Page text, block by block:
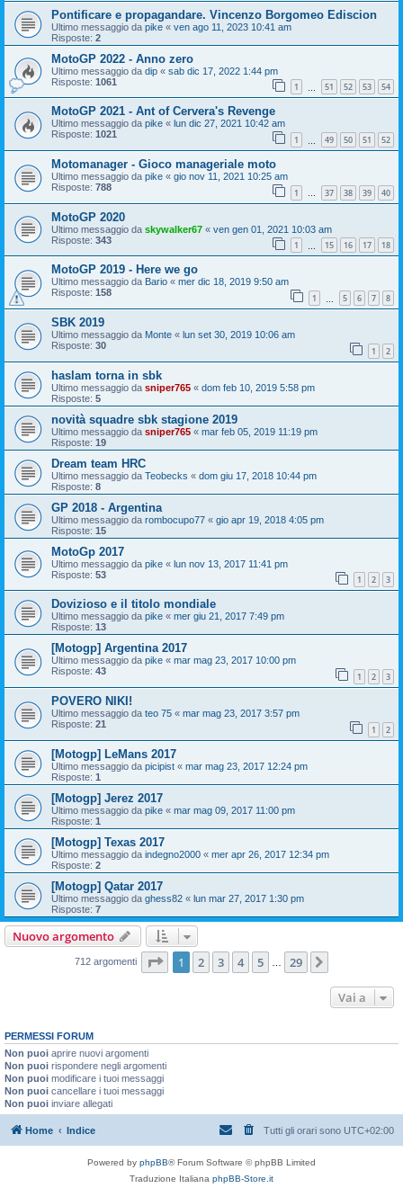
Pontificare e propagandare. Vincenzo Borgomeo Ediscion
Ultimo messaggio da pike « ven ago 11, 2023 10:41 am
Risposte: 2
MotoGP 2022 - Anno zero
Ultimo messaggio da dip « sab dic 17, 2022 1:44 pm
Risposte: 1061 1 51 52 53 54
MotoGP 2021 - Ant of Cervera's Revenge
Ultimo messaggio da pike « lun dic 27, 2021 10:42 am
Risposte: 1021 1 49 50 51 52
Motomanager - Gioco manageriale moto
Ultimo messaggio da pike « gio nov 11, 2021 10:25 am
Risposte: 788 1 … 37 38 39 40
MotoGP 2020
Ultimo messaggio da skywalker67 « ven gen 01, 2021 10:03 am
Risposte: 343 1 15 16 17 18
MotoGP 2019 - Here we go
Ultimo messaggio da Bario « mer dic 18, 2019 9:50 am
Risposte: 158 1 5 6 7 8
SBK 2019
Ultimo messaggio da Monte « lun set 30, 2019 10:06 am
Risposte: 30 1 2
haslam torna in sbk
Ultimo messaggio da sniper765 « dom feb 10, 2019 5:58 pm
Risposte: 5
novità squadre sbk stagione 2019
Ultimo messaggio da sniper765 « mar feb 05, 2019 11:19 pm
Risposte: 19
Dream team HRC
Ultimo messaggio da Teobecks « dom giu 17, 2018 10:44 pm
Risposte: 8
GP 2018 - Argentina
Ultimo messaggio da rombocupo77 « gio apr 19, 2018 4:05 pm
Risposte: 15
MotoGp 2017
Ultimo messaggio da pike « lun nov 13, 2017 11:41 pm
Risposte: 53 1 2 3
Dovizioso e il titolo mondiale
Ultimo messaggio da pike « mer giu 21, 2017 7:49 pm
Risposte: 13
[Motogp] Argentina 2017
Ultimo messaggio da pike « mar mag 23, 2017 10:00 pm
Risposte: 43 1 2 3
POVERO NIKI!
Ultimo messaggio da teo 75 « mar mag 23, 2017 3:57 pm
Risposte: 21 1 2
[Motogp] LeMans 2017
Ultimo messaggio da picipist « mar mag 23, 2017 12:24 pm
Risposte: 1
[Motogp] Jerez 2017
Ultimo messaggio da pike « mar mag 09, 2017 11:00 pm
Risposte: 1
[Motogp] Texas 2017
Ultimo messaggio da indegno2000 « mer apr 26, 2017 12:34 pm
Risposte: 2
[Motogp] Qatar 2017
Ultimo messaggio da ghess82 « lun mar 27, 2017 1:30 pm
Risposte: 7
Nuovo argomento
712 argomenti Pagina di 29
1 2 3 4 5 29
Vai a
PERMESSI FORUM
Non puoi aprire nuovi argomenti
Non puoi rispondere negli argomenti
Non puoi modificare i tuoi messaggi
Non puoi cancellare i tuoi messaggi
Non puoi inviare allegati
Home Indice Tutti gli orari sono UTC+02:00
Powered by phpBB® Forum Software © phpBB Limited
Traduzione Italiana phpBB-Store.it